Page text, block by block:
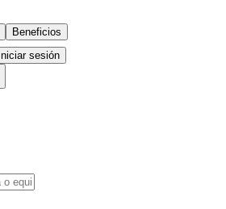
Beneficios
Iniciar sesión